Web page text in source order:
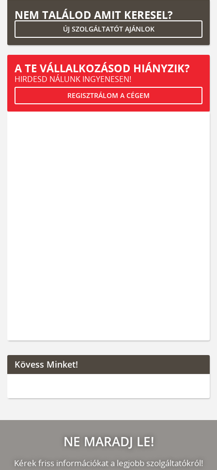
NEM TALÁLOD AMIT KERESEL?
ÚJ SZOLGÁLTATÓT AJÁNLOK
A TE VÁLLALKOZÁSOD HIÁNYZIK?
HIRDESD NÁLUNK INGYENESEN!
REGISZTRÁLOM A CÉGEM
Kövess Minket!
NE MARADJ LE!
Kérek friss információkat a legjobb szolgáltatókról!